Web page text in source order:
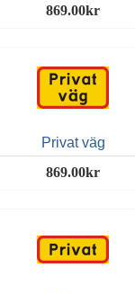
869.00kr
Privat väg
869.00kr